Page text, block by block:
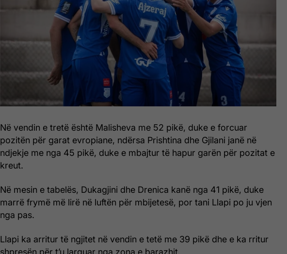
Në vendin e tretë është Malisheva me 52 pikë, duke e forcuar
pozitën për garat evropiane, ndërsa Prishtina dhe Gjilani janë në
ndjekje me nga 45 pikë, duke e mbajtur të hapur garën për pozitat e
kreut.
Në mesin e tabelës, Dukagjini dhe Drenica kanë nga 41 pikë, duke
marrë frymë më lirë në luftën për mbijetesë, por tani Llapi po ju vjen
nga pas.
Llapi ka arritur të ngjitet në vendin e tetë me 39 pikë dhe e ka rritur